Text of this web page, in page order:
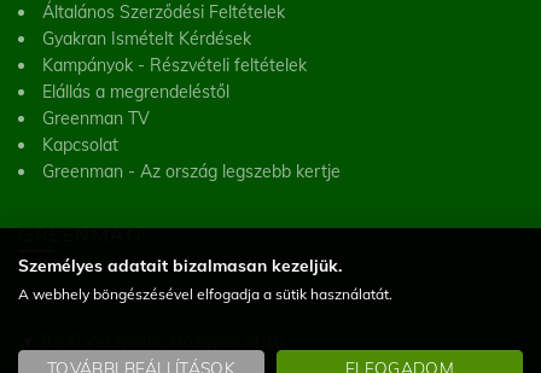
Általános Szerződési Feltételek
Gyakran Ismételt Kérdések
Kampányok - Részvételi feltételek
Elállás a megrendeléstől
Greenman TV
Kapcsolat
Greenman - Az ország legszebb kertje
GREENMAN
Greenman Kft.
(Figyelem! Telephelyünk nem üzlet, a helyszínen vásárlásra nincs lehetőség)
Személyes adatait bizalmasan kezeljük.
A webhely böngészésével elfogadja a sütik használatát.
TOVÁBBI BEÁLLÍTÁSOK ELFOGADOM